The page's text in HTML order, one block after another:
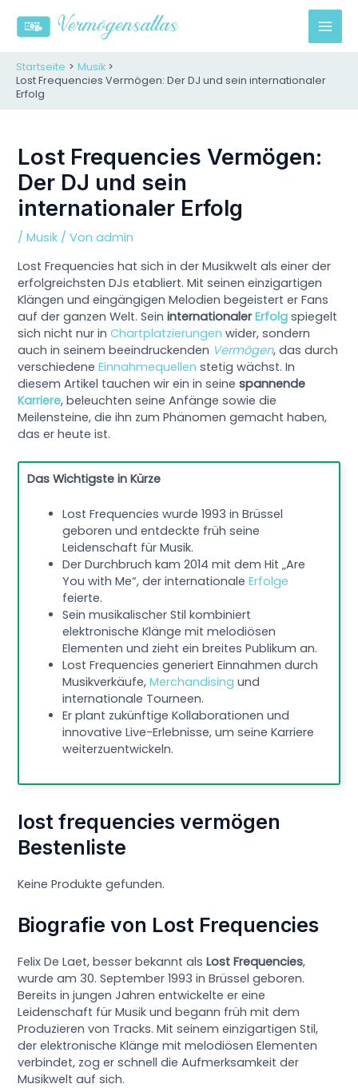
Inhalt
springen
M
A
M
U
Startseite
Musik
Lost Frequencies Vermögen: Der DJ und sein internationaler
Erfolg
Lost Frequencies Vermögen:
Der DJ und sein
internationaler Erfolg
/Musik / Vonadmin
Lost Frequencies hat sich in der Musikwelt als einer der
erfolgreichsten DJs etabliert. Mit seinen einzigartigen
Klängen und eingängigen Melodien begeistert er Fans
auf der ganzen Welt. SeininternationalerErfolg spiegelt
sich nicht nur inChartplatzierungen wider, sondern
auch in seinem beeindruckenden Vermögen, das durch
verschiedeneEinnahmequellen stetig wächst. In
diesem Artikel tauchen wir ein in seinespannende
Karriere, beleuchten seine Anfänge sowie die
Meilensteine, die ihn zum Phänomen gemacht haben,
das er heute ist.
Das Wichtigste in Kürze
Lost Frequencies wurde 1993 in Brüssel
geboren und entdeckte früh seine
Leidenschaft für Musik.
Der Durchbruch kam 2014 mit dem Hit „Are
You with Me“, der internationaleErfolge
feierte.
Sein musikalischer Stil kombiniert
elektronische Klänge mit melodiösen
Elementen und zieht ein breites Publikum an.
Lost Frequencies generiert Einnahmen durch
Musikverkäufe,Merchandising und
internationale Tourneen.
Er plant zukünftige Kollaborationen und
innovative Live-Erlebnisse, um seine Karriere
weiterzuentwickeln.
lost frequencies vermögen
Bestenliste
Keine Produkte gefunden.
Biografie von Lost Frequencies
Felix De Laet, besser bekannt alsLost Frequencies,
wurde am 30. September 1993 in Brüssel geboren.
Bereits in jungen Jahren entwickelte er eine
Leidenschaft für Musik und begann früh mit dem
Produzieren von Tracks. Mit seinem einzigartigen Stil,
der elektronische Klänge mit melodiösen Elementen
verbindet, zog er schnell die Aufmerksamkeit der
Musikwelt auf sich.